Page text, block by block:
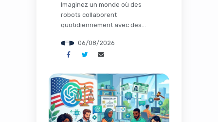
Imaginez un monde où des
robots collaborent
quotidiennement avec des
l’intelligence artificielle opère
loin de tout cloud dans des
où des espèces éteintes depuis
des millénaires pourraient
fouler à nouveau notre planète
grâce à la biologie de synthèse.
Ce n’est plus de la science-
06/08/2026